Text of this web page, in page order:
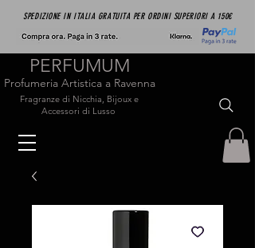
PERFUMUM
Profumeria Artistica a Ravenna
Fragranze di Nicchia, Bijoux e
Accessori di Lusso
SPEDIZIONE IN ITALIA GRATUITA PER ORDINI SUPERIORI A 150€